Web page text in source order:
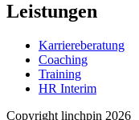
Leistungen
Karriereberatung
Coaching
Training
HR Interim
Copyright linchpin 2026